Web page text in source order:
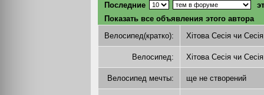
Последние
Показать все объявления этого автора
Велосипед(кратко):
Хітова Сесія чи
Велосипед: Хітова Сесія чи
Велосипед мечты: ще не створений